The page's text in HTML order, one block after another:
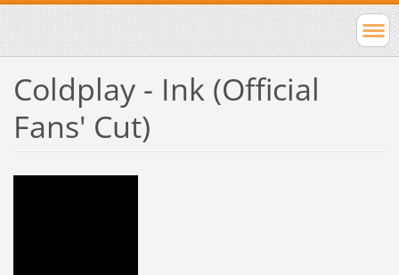
Coldplay - Ink (Official
Fans' Cut)